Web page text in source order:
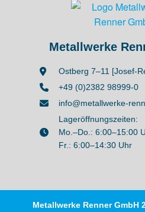
Metallwerke
Ostberg 7–11 [Josef-
+49 (0)2382 98999-0
info@metallwerke-
Lageröffnungszeiten:
Mo.–Do.: 6:00–15:00
Fr.: 6:00–14:30 Uhr
Metallwerke Renner GmbH